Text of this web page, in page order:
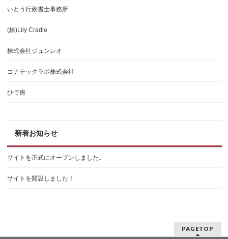
いとう行政書士事務所
(株)Lily Cradle
株式会社ジュンレオ
コナテックラボ株式会社
ひで房
新着お知らせ
サイトを正式にオープンしました。
サイトを開設しました！
PAGETOP